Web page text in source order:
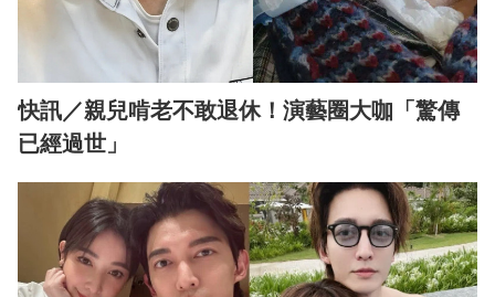
快訊／親兒啃老不敢退休！演藝圈大咖「驚傳
已經過世」